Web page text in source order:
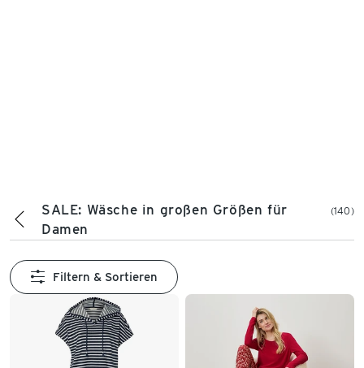
SALE: Wäsche in großen Größen für
Damen
(140)
Filtern & Sortieren